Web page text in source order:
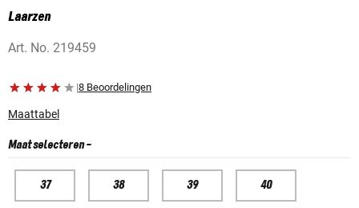
Laarzen
Art. No. 219459
|8 Beoordelingen
Maattabel
Maat selecteren-
37 38 39 40